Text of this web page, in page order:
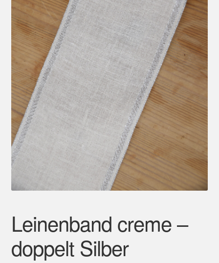
Leinenband creme –
doppelt Silber